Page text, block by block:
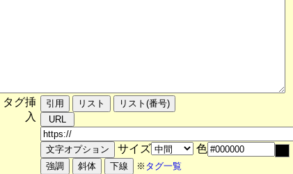
タグ挿
入
サイズ 色
※ タグ一覧